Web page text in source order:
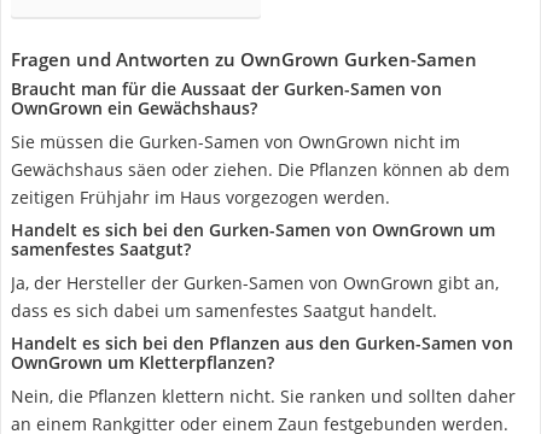
Fragen und Antworten zu OwnGrown Gurken-Samen
Braucht man für die Aussaat der Gurken-Samen von
OwnGrown ein Gewächshaus?
Sie müssen die Gurken-Samen von OwnGrown nicht im
Gewächshaus säen oder ziehen. Die Pflanzen können ab dem
zeitigen Frühjahr im Haus vorgezogen werden.
Handelt es sich bei den Gurken-Samen von OwnGrown um
samenfestes Saatgut?
Ja, der Hersteller der Gurken-Samen von OwnGrown gibt an,
dass es sich dabei um samenfestes Saatgut handelt.
Handelt es sich bei den Pflanzen aus den Gurken-Samen von
OwnGrown um Kletterpflanzen?
Nein, die Pflanzen klettern nicht. Sie ranken und sollten daher
an einem Rankgitter oder einem Zaun festgebunden werden.